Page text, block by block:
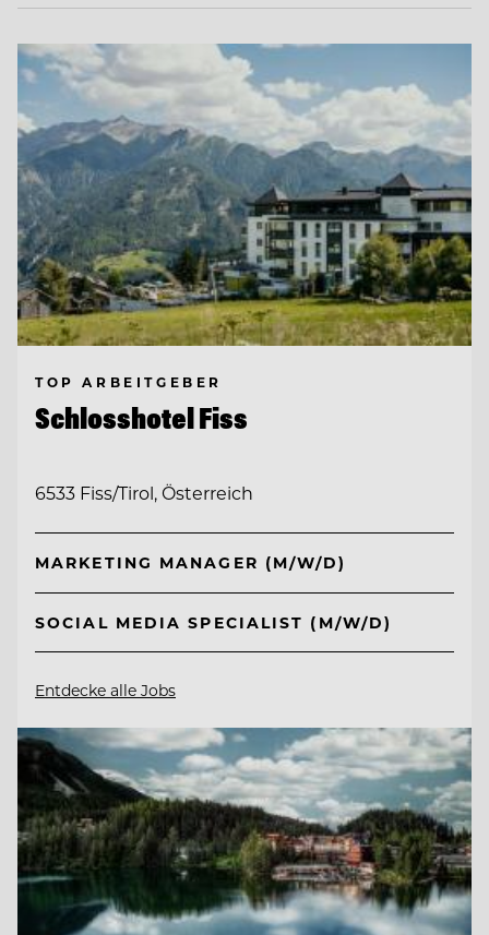
TOP ARBEITGEBER
Schlosshotel Fiss
6533 Fiss/Tirol, Österreich
MARKETING MANAGER (M/W/D)
SOCIAL MEDIA SPECIALIST (M/W/D)
Entdecke alle Jobs